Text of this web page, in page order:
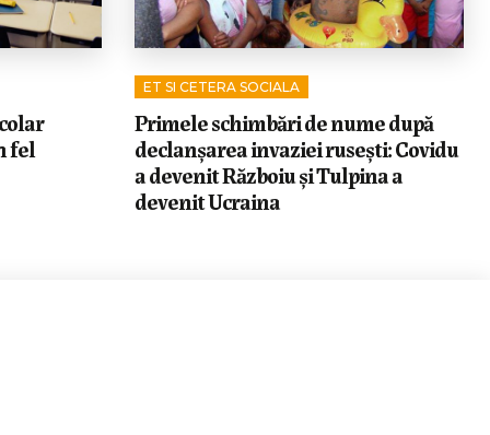
fel
ET SI CETERA SOCIALA
Primele schimbări de nume după
declanșarea invaziei rusești: Covidu
a devenit Războiu și Tulpina a
devenit Ucraina